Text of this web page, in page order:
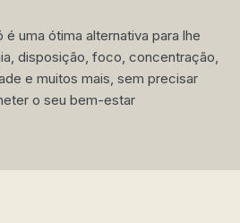
uma ótima alternativa para lhe
disposição, foco, concentração,
e muitos mais, sem precisar
o seu bem-estar